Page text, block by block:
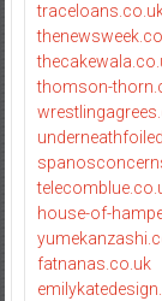
thomson-
house-of-
fatnanas.co.uk